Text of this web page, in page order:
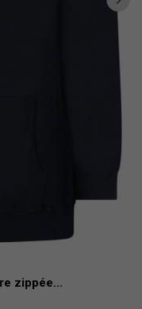
zippée...